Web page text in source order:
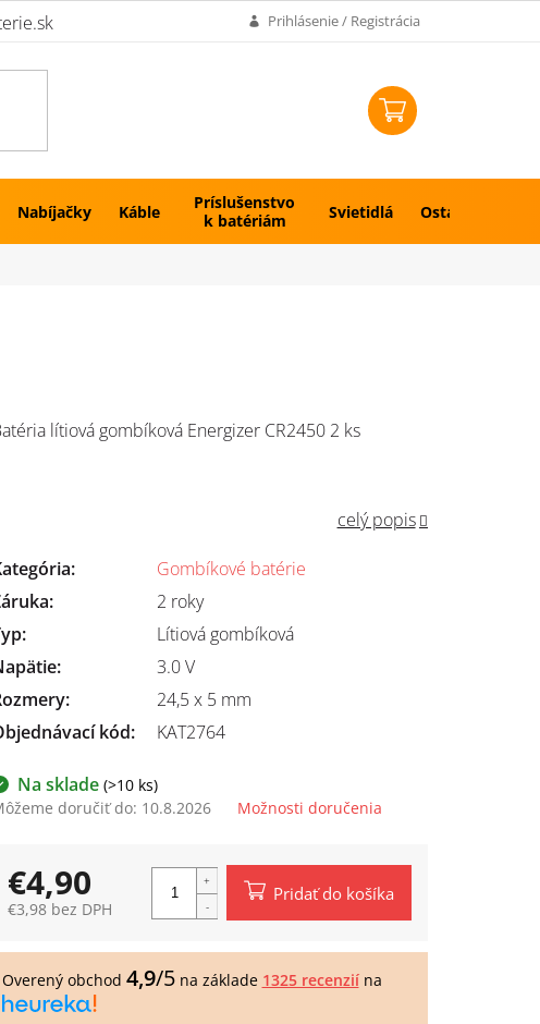
Prihlásenie / Registrácia
Nabíjačky Káble
Príslušenstvo
k batériám
Svietidlá Ostatné
Na sklade (>10 ks)
doručiť do: 10.8.2026 Možnosti doručenia
lítiová gombíková Energizer CR2450 2 ks
celý popis
:
Gombíkové batérie
:
2 roky
:
Lítiová gombíková
:
3.0 V
:
24,5 x 5 mm
kód:
KAT2764
€4,90
€3,98 bez DPH
cena:
Pridať do košíka
Overený obchod 4,9/5na základe 1325 recenziína